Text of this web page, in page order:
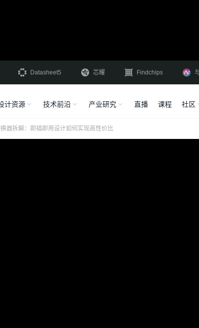
Datasheet5 芯耀 Findchips
计资源 技术前沿 产业研究 直播 课程 社区
器拆解：即插即用设计如何实现高性价比